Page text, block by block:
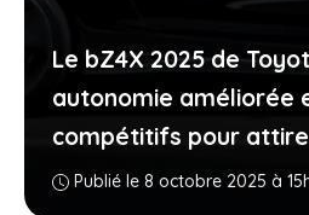
Le bZ4X 2025 de
autonomie améliorée
compétitifs pour
Publié le 8 octobre 2025 à